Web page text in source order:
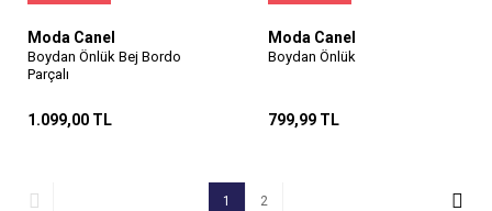
Moda Canel
Boydan Önlük Bej Bordo
Parçalı
1.099,00 TL
Moda Canel
Boydan Önlük
799,99 TL
1 2